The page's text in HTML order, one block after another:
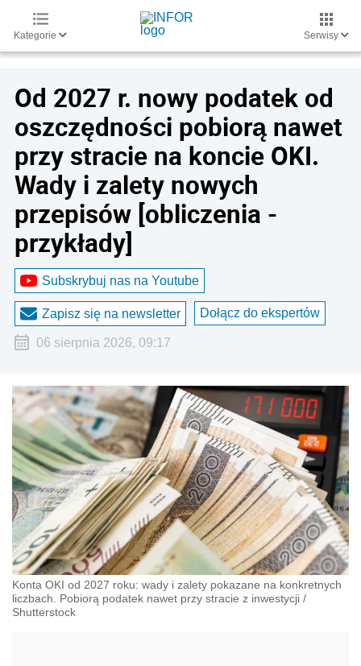
Kategorie Serwisy
Od 2027 r. nowy podatek od
oszczędności pobiorą nawet
przy stracie na koncie OKI.
Wady i zalety nowych
przepisów [obliczenia -
przykłady]
Subskrybuj nas na Youtube
Zapisz się na newsletter Dołącz do ekspertów
06 sierpnia 2026, 09:17
Konta OKI od 2027 roku: wady i zalety pokazane na konkretnych
liczbach. Pobiorą podatek nawet przy stracie z inwestycji /
Shutterstock